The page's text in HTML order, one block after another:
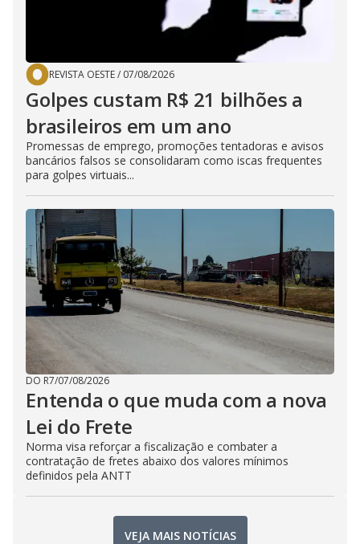
REVISTA OESTE/ 07/08/2026
Golpes custam R$ 21 bilhões a
brasileiros em um ano
Promessas de emprego, promoções tentadoras e avisos
bancários falsos se consolidaram como iscas frequentes
para golpes virtuais...
DO R7/07/08/2026
Entenda o que muda com a nova
Lei do Frete
Norma visa reforçar a fiscalização e combater a
contratação de fretes abaixo dos valores mínimos
definidos pela ANTT
VEJA MAIS NOTÍCIAS